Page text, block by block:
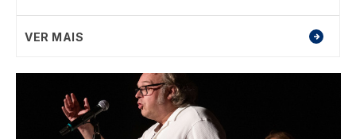
VER MAIS